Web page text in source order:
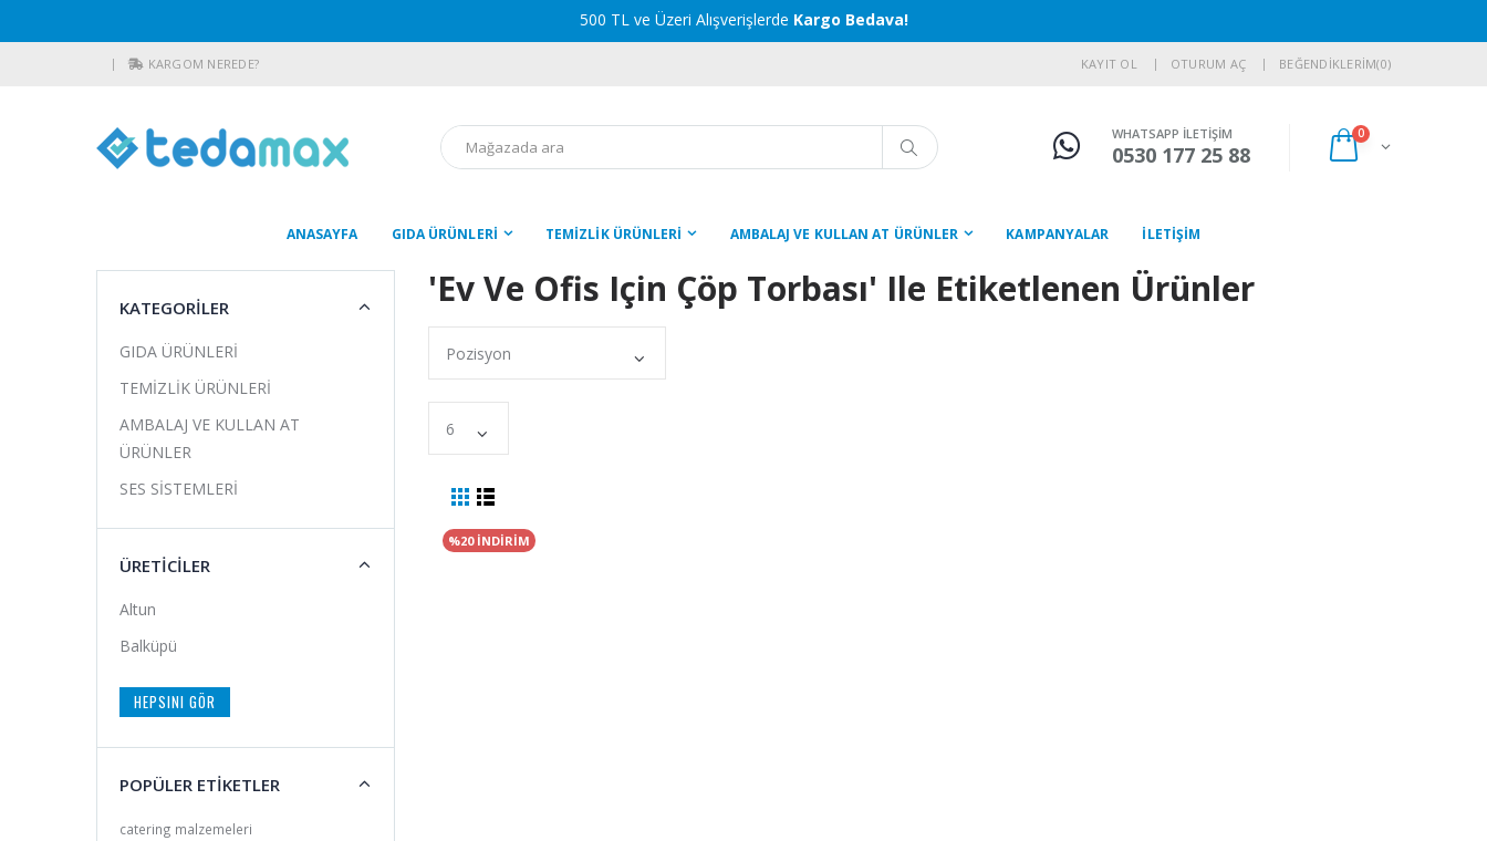
500 TL ve Üzeri Alışverişlerde Kargo Bedava!
KARGOM NEREDE? KAYIT OL OTURUM AÇ BEĞENDİKLERİM(0)
WHATSAPP İLETİŞİM
0530 177 25 88
0
ANASAYFA GIDA ÜRÜNLERİ TEMİZLİK ÜRÜNLERİ AMBALAJ VE KULLAN AT ÜRÜNLER KAMPANYALAR İLETİŞİM
'ev Ve Ofis Için Çöp Torbası' Ile Etiketlenen Ürünler
%20 İNDİRİM
KATEGORİLER
GIDA ÜRÜNLERİ
TEMİZLİK ÜRÜNLERİ
AMBALAJ VE KULLAN AT
ÜRÜNLER
SES SİSTEMLERİ
ÜRETİCİLER
Altun
Balküpü
HEPSINI GÖR
POPÜLER ETİKETLER
catering malzemeleri